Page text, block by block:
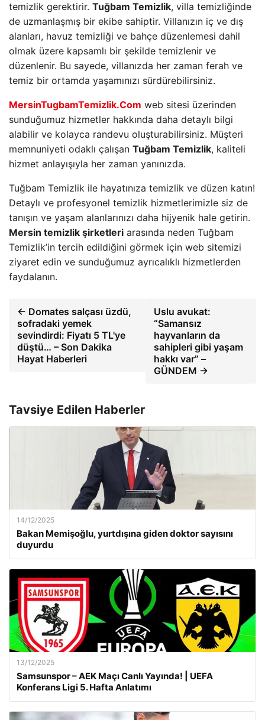
temizlik gerektirir. Tuğbam Temizlik, villa temizliğinde
de uzmanlaşmış bir ekibe sahiptir. Villanızın iç ve dış
alanları, havuz temizliği ve bahçe düzenlemesi dahil
olmak üzere kapsamlı bir şekilde temizlenir ve
düzenlenir. Bu sayede, villanızda her zaman ferah ve
temiz bir ortamda yaşamınızı sürdürebilirsiniz.
MersinTugbamTemizlik.Com web sitesi üzerinden
sunduğumuz hizmetler hakkında daha detaylı bilgi
alabilir ve kolayca randevu oluşturabilirsiniz. Müşteri
memnuniyeti odaklı çalışan Tuğbam Temizlik, kaliteli
hizmet anlayışıyla her zaman yanınızda.
Tuğbam Temizlik ile hayatınıza temizlik ve düzen katın!
Detaylı ve profesyonel temizlik hizmetlerimizle siz de
tanışın ve yaşam alanlarınızı daha hijyenik hale getirin.
Mersin temizlik şirketleri arasında neden Tuğbam
Temizlik’in tercih edildiğini görmek için web sitemizi
ziyaret edin ve sunduğumuz ayrıcalıklı hizmetlerden
faydalanın.
← Domates salçası üzdü,
sofradaki yemek
sevindirdi: Fiyatı 5 TL'ye
düştü… – Son Dakika
Hayat Haberleri
Uslu avukat:
“Samansız
hayvanların da
sahipleri gibi yaşam
hakkı var” –
GÜNDEM →
Tavsiye Edilen Haberler
14/12/2025
Bakan Memişoğlu, yurtdışına giden doktor sayısını
duyurdu
13/12/2025
Samsunspor – AEK Maçı Canlı Yayında! | UEFA
Konferans Ligi 5. Hafta Anlatımı